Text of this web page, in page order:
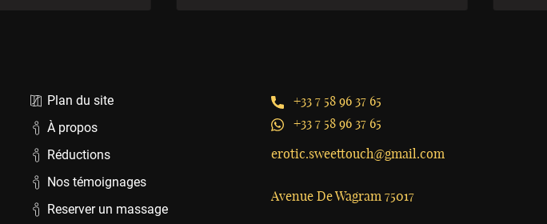
Plan du site
À propos
Réductions
Nos témoignages
Reserver un massage
+33 7 58 96 37 65
+33 7 58 96 37 65
erotic.sweettouch@gmail.com
Avenue De Wagram 75017